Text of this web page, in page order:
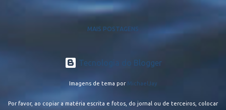
MAIS POSTAGENS
Tecnologia do Blogger
Imagens de tema por MichaelJay
Por favor, ao copiar a matéria escrita e fotos, do jornal ou de terceiros, colocar